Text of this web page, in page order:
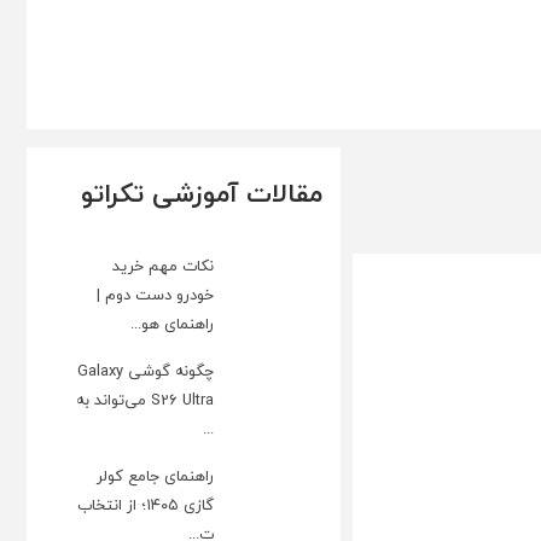
مقالات آموزشی تکراتو
نکات مهم خرید
خودرو دست دوم |
راهنمای هو...
چگونه گوشی Galaxy
S26 Ultra می‌تواند به
...
راهنمای جامع کولر
گازی ۱۴۰۵؛ از انتخاب
ت...